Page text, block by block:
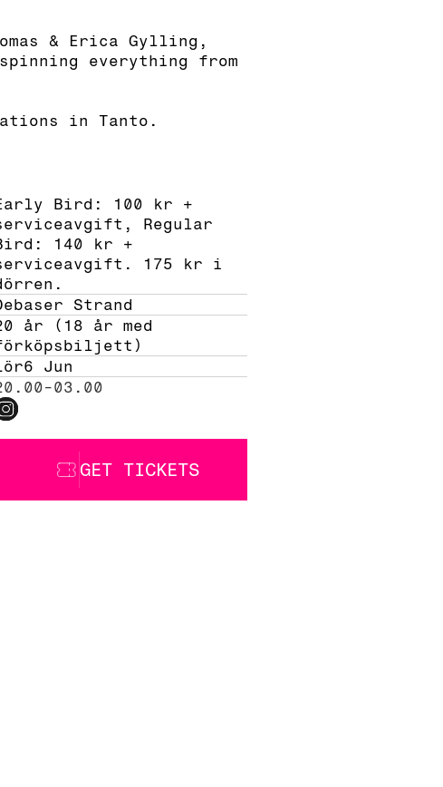
& Erica Gylling,
everything from
in Tanto.
Bird: 100 kr +
Regular
140 kr +
175 kr i
Strand
år (18 år med
6 Jun
03.00
GET TICKETS